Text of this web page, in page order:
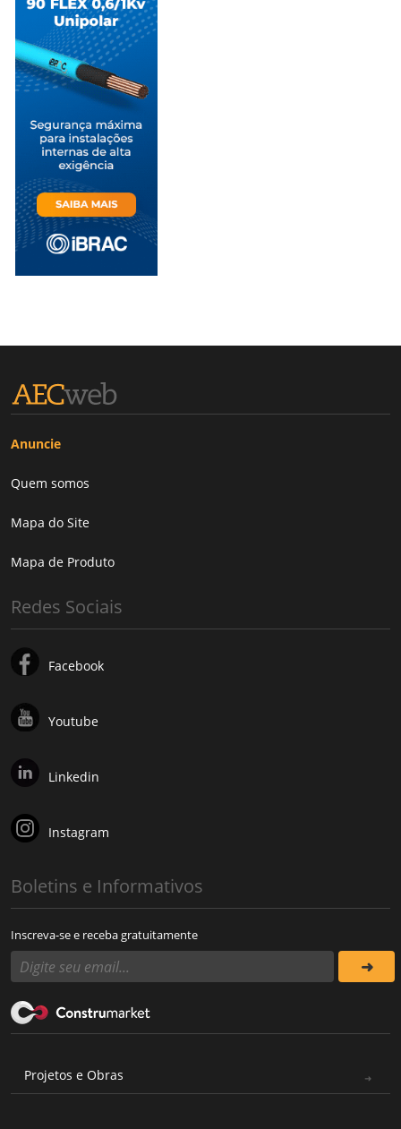
Anuncie
Quem somos
Mapa do Site
Mapa de Produto
Redes Sociais
Facebook
Youtube
Linkedin
Instagram
Boletins e Informativos
Inscreva-se e receba gratuitamente
Projetos e Obras